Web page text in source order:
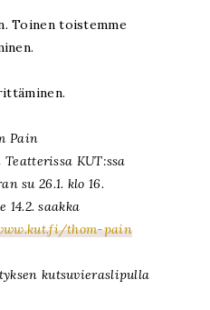
Toinen toistemme
Pain
KUT:ssa
su 26.1. klo 16.
14.2. saakka
thom-pain
kutsuvieraslipulla